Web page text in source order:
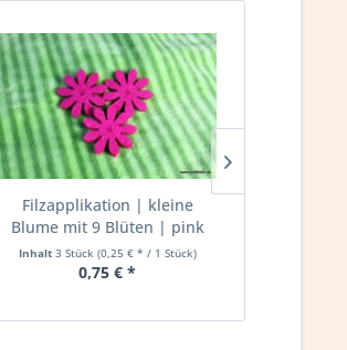
Filzapplikation | kleine
Blume mit 9 Blüten | pink
Inhalt 3 Stück (0,25 € * / 1 Stück)
0,75 € *